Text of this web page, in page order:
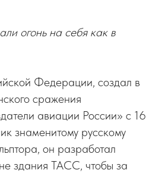
огонь на себя как в
Федерации, создал в
сражения
авиации России» с 16
знаменитому русскому
он разработал
здания ТАСС, чтобы за